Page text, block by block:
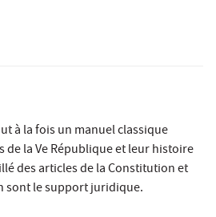
à la fois un manuel classique
la Ve République et leur histoire
des articles de la Constitution et
sont le support juridique.